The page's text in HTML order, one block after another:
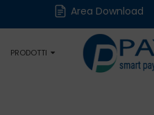
Area Download
PRODOTTI
Digitali
Occasioni